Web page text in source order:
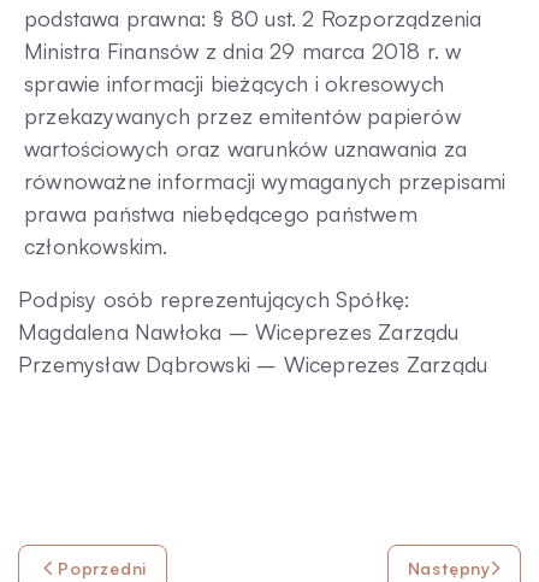
podstawa prawna: § 80 ust. 2 Rozporządzenia
Ministra Finansów z dnia 29 marca 2018 r. w
sprawie informacji bieżących i okresowych
przekazywanych przez emitentów papierów
wartościowych oraz warunków uznawania za
równoważne informacji wymaganych przepisami
prawa państwa niebędącego państwem
członkowskim.
Podpisy osób reprezentujących Spółkę:
Magdalena Nawłoka – Wiceprezes Zarządu
Przemysław Dąbrowski – Wiceprezes Zarządu
Poprzedni Następny